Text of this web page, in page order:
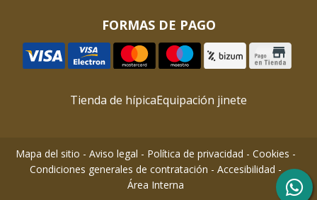
FORMAS DE PAGO
Tienda de hípicaEquipación jinete
Mapa del sitio - Aviso legal - Política de privacidad - Cookies -
Condiciones generales de contratación - Accesibilidad -
Área Interna